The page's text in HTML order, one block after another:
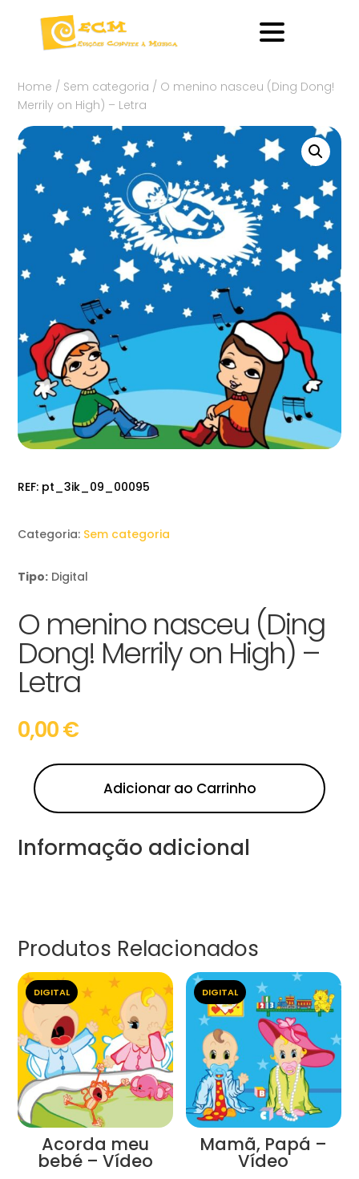
Home / Sem categoria / O menino nasceu (Ding Dong!
Merrily on High) – Letra
REF: pt_3ik_09_00095
Categoria: Sem categoria
Tipo: Digital
O menino nasceu (Ding
Dong! Merrily on High) –
Letra
0,00€
Adicionar ao Carrinho
Informação adicional
Produtos Relacionados
DIGITAL
Acorda meu
bebé – Vídeo
DIGITAL
Mamã, Papá –
Vídeo